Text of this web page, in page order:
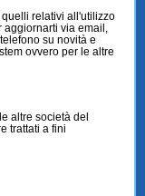
relativi all'utilizzo
aggiornarti via email,
su novità e
ovvero per le altre
altre società del
trattati a fini